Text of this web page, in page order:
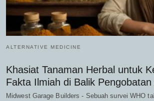
ALTERNATIVE MEDICINE
Khasiat Tanaman Herbal untuk
Fakta Ilmiah di Balik
Midwest Garage Builders - Sebuah survei WHO